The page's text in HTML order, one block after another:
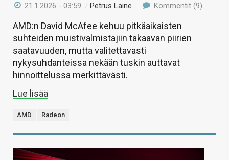
21.1.2026 - 03:59 /Petrus Laine Kommentit (9)
AMD:n David McAfee kehuu pitkäaikaisten
suhteiden muistivalmistajiin takaavan piirien
saatavuuden, mutta valitettavasti
nykysuhdanteissa nekään tuskin auttavat
hinnoittelussa merkittävästi.
Lue lisää
AMD Radeon